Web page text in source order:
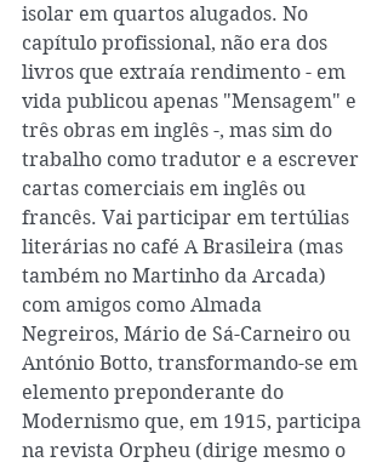
isolar em quartos alugados. No
capítulo profissional, não era dos
livros que extraía rendimento - em
vida publicou apenas "Mensagem" e
três obras em inglês -, mas sim do
trabalho como tradutor e a escrever
cartas comerciais em inglês ou
francês. Vai participar em tertúlias
literárias no café A Brasileira (mas
também no Martinho da Arcada)
com amigos como Almada
Negreiros, Mário de Sá-Carneiro ou
António Botto, transformando-se em
elemento preponderante do
Modernismo que, em 1915, participa
na revista Orpheu (dirige mesmo o